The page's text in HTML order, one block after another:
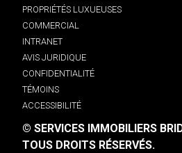
PROPRIÉTÉS LUXUEUSES
COMMERCIAL
INTRANET
AVIS JURIDIQUE
CONFIDENTIALITÉ
TÉMOINS
ACCESSIBILITÉ
© SERVICES IMMOBILIERS
TOUS DROITS RÉSERVÉS.